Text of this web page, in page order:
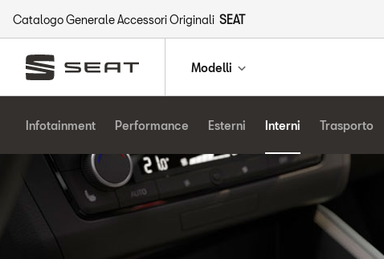
Catalogo Generale Accessori Originali SEAT
Modelli
Infotainment Performance Esterni Interni Trasporto